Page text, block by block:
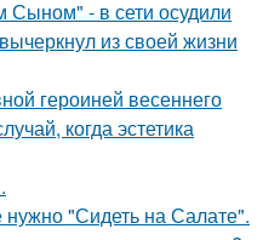
- в сети осудили
из своей жизни
героиней весеннего
когда эстетика
нужно "Сидеть на Салате".